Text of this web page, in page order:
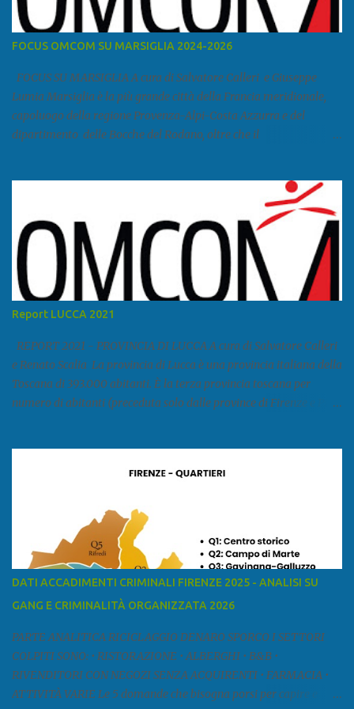
FOCUS OMCOM SU MARSIGLIA 2024-2026
FOCUS SU MARSIGLIA A cura di Salvatore Calleri e Giuseppe
Lumia Marsiglia è la più grande città della Francia meridionale,
capoluogo della regione Provenza-Alpi-Costa Azzurra e del
dipartimento delle Bocche del Rodano, oltre che il
come area metropolitana. Studiare quanto succede a Marsiglia è
molto importante per la geopolitica narcomafiosa perché
Marsiglia ha il porto in asse con la Corsica, Genova, Livorno e
Napoli e le banlieu gemellate con le periferie milanesi. Secondo il
rapporto della DCSA è uno dei principali scali del narcotraffico dal
sudamerica, in particolare Ecuador e Cile. Marsiglia è una città
multietnica, con un 40 per cento di islamici e nonostante questo e
nonostante il forte tasso di criminalità che attira molti giovani,
emerge a prescindere dalla religione una forte identità ...
Report LUCCA 2021
REPORT 2021 - PROVINCIA DI LUCCA A cura di Salvatore Calleri
e Renato Scalia La provincia di Lucca è una provincia italiana della
Toscana di 393.000 abitanti. È la terza provincia toscana per
numero di abitanti (preceduta solo dalle province di Firenze e Pisa)
a est con le province di Pistoia e di Firenze, a sud con la provincia di
Lucca Ÿ la Versilia Ÿ la Media Valle del Serchio Ÿ la Garfagnana
Fonte: wikipedia Presenze mafiose e criminali (principali) Le
presenze mafiose in provincia sono assai rilevanti. Si segnala che
nella relazione del 2001 della Commissione parlamentare
Livorno e Lucca agiscono i clan dei Fedele...” Dalla ricerc...
DATI ACCADIMENTI CRIMINALI FIRENZE 2025 - ANALISI SU
GANG E CRIMINALITÀ ORGANIZZATA 2026
PARTE ANALITICA RICICLAGGIO DENARO SPORCO I SETTORI
COLPITI SONO: • RISTORAZIONE • ALBERGHI • B&B •
RIVENDITORI CON NEGOZI SENZA ACQUIRENTI • FARMACIA •
ATTIVITÀ VARIE Le 5 domande che bisogna porsi per capire e